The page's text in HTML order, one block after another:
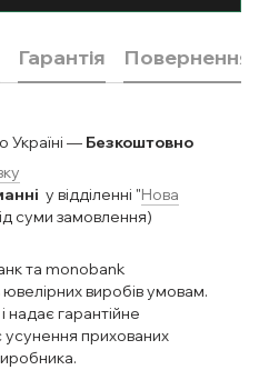
Гарантія Повернення
Україні — Безкоштовно
у відділенні "Нова
суми замовлення)
та monobank
ювелірних виробів умовам.
надає гарантійне
усунення прихованих